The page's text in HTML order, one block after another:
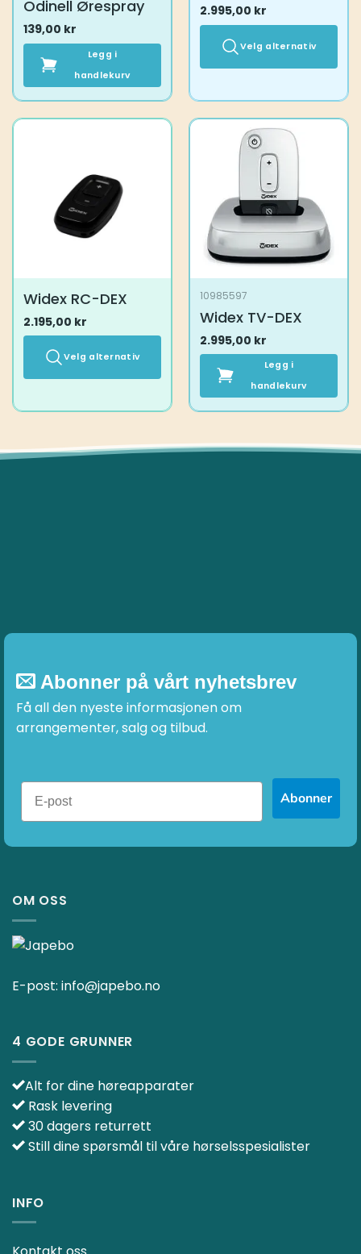
Odinell Ørespray
139,00 kr
Legg i
handlekurv
2.995,00 kr
Velg alternativ
varianter.
Alternativene
velges
på
produktsiden
Widex RC-DEX
2.195,00 kr
Velg alternativ
varianter.
10985597
Widex TV-DEX
2.995,00 kr
Legg i
handlekurv
Abonner på vårt nyhetsbrev
Få all den nyeste informasjonen om
arrangementer, salg og tilbud.
Abonner
OM OSS
E-post: info@japebo.no
4 GODE GRUNNER
Alt for dine høreapparater
Rask levering
30 dagers returrett
Still dine spørsmål til våre hørselsspesialister
INFO